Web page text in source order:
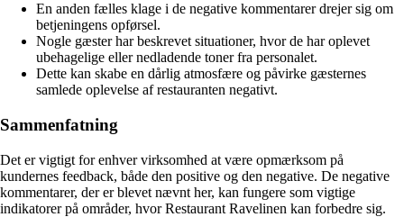
En anden fælles klage i de negative kommentarer drejer sig om
betjeningens opførsel.
Nogle gæster har beskrevet situationer, hvor de har oplevet
ubehagelige eller nedladende toner fra personalet.
Dette kan skabe en dårlig atmosfære og påvirke gæsternes
samlede oplevelse af restauranten negativt.
Sammenfatning
Det er vigtigt for enhver virksomhed at være opmærksom på
kundernes feedback, både den positive og den negative. De negative
kommentarer, der er blevet nævnt her, kan fungere som vigtige
indikatorer på områder, hvor Restaurant Ravelinen kan forbedre sig.